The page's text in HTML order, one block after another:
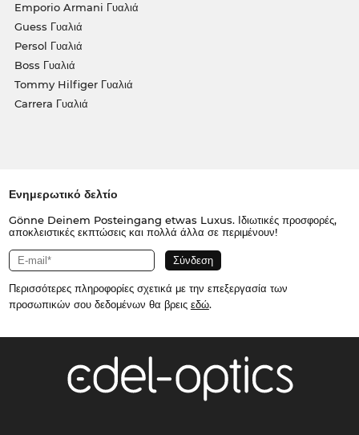
Emporio Armani Γυαλιά
Guess Γυαλιά
Persol Γυαλιά
Boss Γυαλιά
Tommy Hilfiger Γυαλιά
Carrera Γυαλιά
Ενημερωτικό δελτίο
Gönne Deinem Posteingang etwas Luxus. Ιδιωτικές προσφορές,
αποκλειστικές εκπτώσεις και πολλά άλλα σε περιμένουν!
Περισσότερες πληροφορίες σχετικά με την επεξεργασία των
προσωπικών σου δεδομένων θα βρεις εδώ.